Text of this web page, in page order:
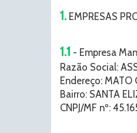
1. EMPRESAS
1.1 - Empresa
Razão Social:
Endereço: MATO
Bairro: SANTA
CNPJ/MF nº: